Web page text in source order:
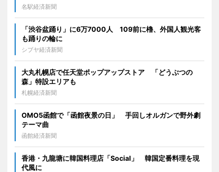
名駅経済新聞
「渋谷盆踊り」に6万7000人 109前に櫓、外国人観光客
も踊りの輪に
シブヤ経済新聞
大丸札幌店で任天堂ポップアップストア 「どうぶつの
森」特設エリアも
札幌経済新聞
OMO5函館で「函館夜景の日」 手回しオルガンで野外劇
テーマ曲
函館経済新聞
香港・九龍塘に韓国料理店「Social」 韓国定番料理を現
代風に